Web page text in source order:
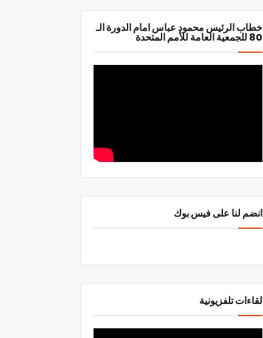
خطاب الرئيس محمود عباس امام الدورة الـ
80 للجمعية العامة للأمم المتحدة
انضم لنا على فيس بوك
لقاءات تلفزيونية